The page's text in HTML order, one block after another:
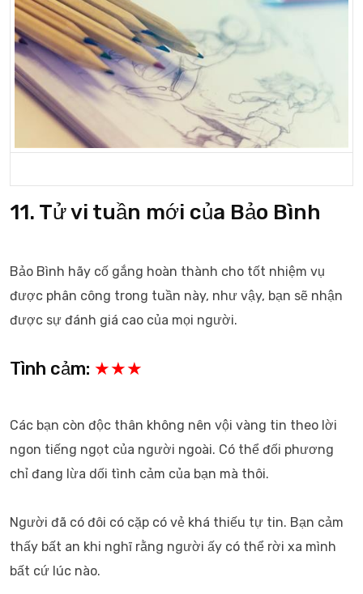
11. Tử vi tuần mới của Bảo Bình
Bảo Bình hãy cố gắng hoàn thành cho tốt nhiệm vụ
được phân công trong tuần này, như vậy, bạn sẽ nhận
được sự đánh giá cao của mọi người.
Tình cảm: ★★★
Các bạn còn độc thân không nên vội vàng tin theo lời
ngon tiếng ngọt của người ngoài. Có thể đối phương
chỉ đang lừa dối tình cảm của bạn mà thôi.
Người đã có đôi có cặp có vẻ khá thiếu tự tin. Bạn cảm
thấy bất an khi nghĩ rằng người ấy có thể rời xa mình
bất cứ lúc nào.